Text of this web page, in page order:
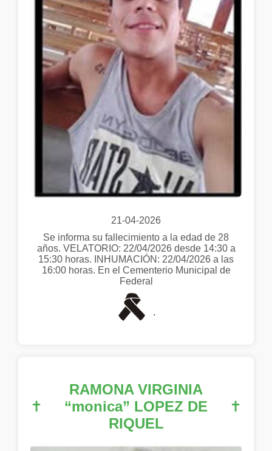
21-04-2026
Se informa su fallecimiento a la edad de 28
años. VELATORIO: 22/04/2026 desde 14:30 a
15:30 horas. INHUMACIÓN: 22/04/2026 a las
16:00 horas. En el Cementerio Municipal de
Federal
.
✝
RAMONA VIRGINIA
“monica” LOPEZ DE
RIQUEL
✝